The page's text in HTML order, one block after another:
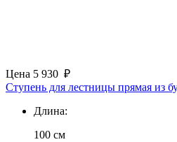
Цена 5 930 ₽
Ступень для лестницы прямая из
Длина:
100 см